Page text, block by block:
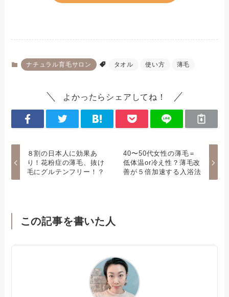
ナチュラル育毛サロン タオル 使い方 薄毛
よかったらシェアしてね！
８割の日本人に効果あ
り！花粉症の薄毛、抜け
毛にグルテンフリー！？
40〜50代女性の薄毛＝
低体温or冷え性？薄毛改
善が５倍加速する入浴法
この記事を書いた人